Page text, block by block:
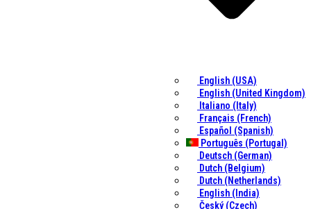
English (USA)
English (United Kingdom)
Italiano (Italy)
Français (French)
Español (Spanish)
Português (Portugal)
Deutsch (German)
Dutch (Belgium)
Dutch (Netherlands)
English (India)
Český (Czech)